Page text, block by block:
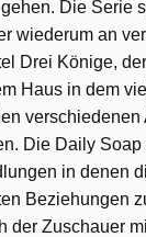
gehen. Die Serie
wiederum an
Drei Könige,
Haus in dem
verschiedenen
Die Daily
in denen
Beziehungen
der Zuschauer